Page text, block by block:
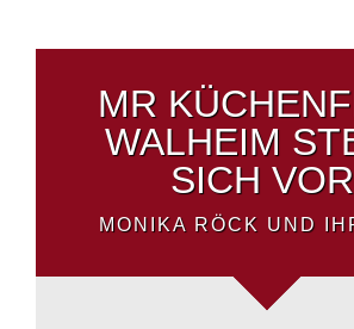
MR
WALHEIM
SICH
MONIKA RÖCK UND